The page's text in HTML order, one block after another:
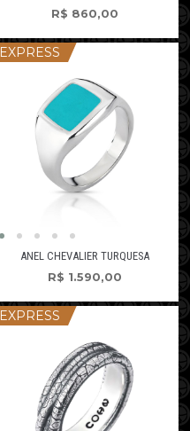
R$ 860,00
EXPRESS
ANEL CHEVALIER TURQUESA
R$ 1.590,00
EXPRESS